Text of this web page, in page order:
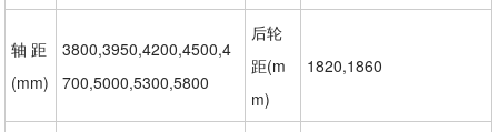
轴 距
(mm)
3800,3950,4200,4500,4
700,5000,5300,5800
后轮
距(m
m)
1820,1860